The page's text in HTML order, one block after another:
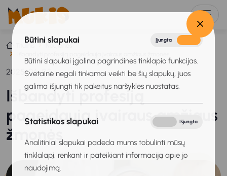
Būtini slapukai Įjungta
Būtini slapukai įgalina pagrindines tinklapio funkcijas.
Svetainė negali tinkamai veikti be šių slapukų, juos
galima išjungti tik pakeitus naršyklės nuostatas.
Statistikos slapukai Išjungta
Analitiniai slapukai padeda mums tobulinti mūsų
tinklalapį, renkant ir pateikiant informaciją apie jo
naudojimą.
Titulinis
Naujienos
2025-06-05
Išbandyti profesiją
pageidauja įvairaus amžiaus
žmonės